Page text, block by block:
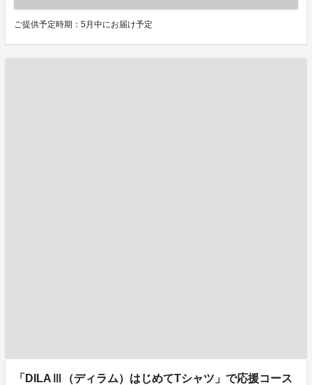
ご提供予定時期：5月中にお届け予定
「DILAⅢ（ディラム）はじめてTシャツ」で応援コース